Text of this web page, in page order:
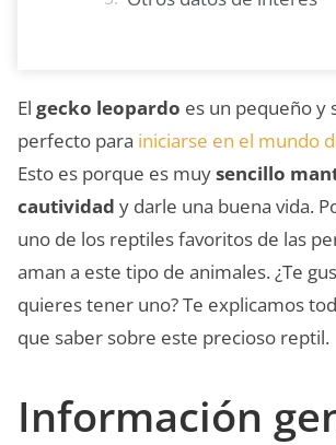
El gecko leopardo es un pequeño y
perfecto para iniciarse en el mundo
Esto es porque es muysencillo
cautividad y darle una buena vida.
uno de los reptiles favoritos de las
aman a este tipo de animales. ¿Te
quieres tener uno? Te explicamos
que saber sobre este precioso reptil.
Información